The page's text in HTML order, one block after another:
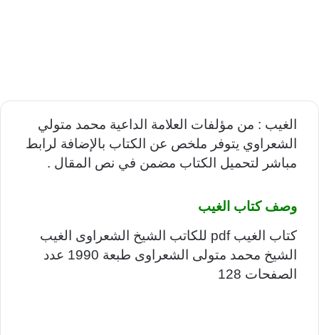
الغيب : من مؤلفات العلامة الداعية محمد متولي
الشعراوي يتوفر ملخص عن الكتاب بالإضافة لرابط
مباشر لتحميل الكتاب مضمن في نص المقال .
وصف كتاب الغيب
كتاب الغيب pdf للكاتب الشيخ الشعراوى الغيب
الشيخ محمد متولى الشعراوى طبعة 1990 عدد
الصفحات 128